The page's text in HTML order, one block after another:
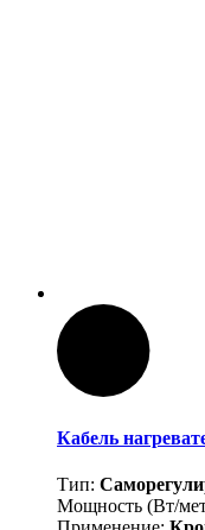
Кабель
Тип:
Мощность (Вт/